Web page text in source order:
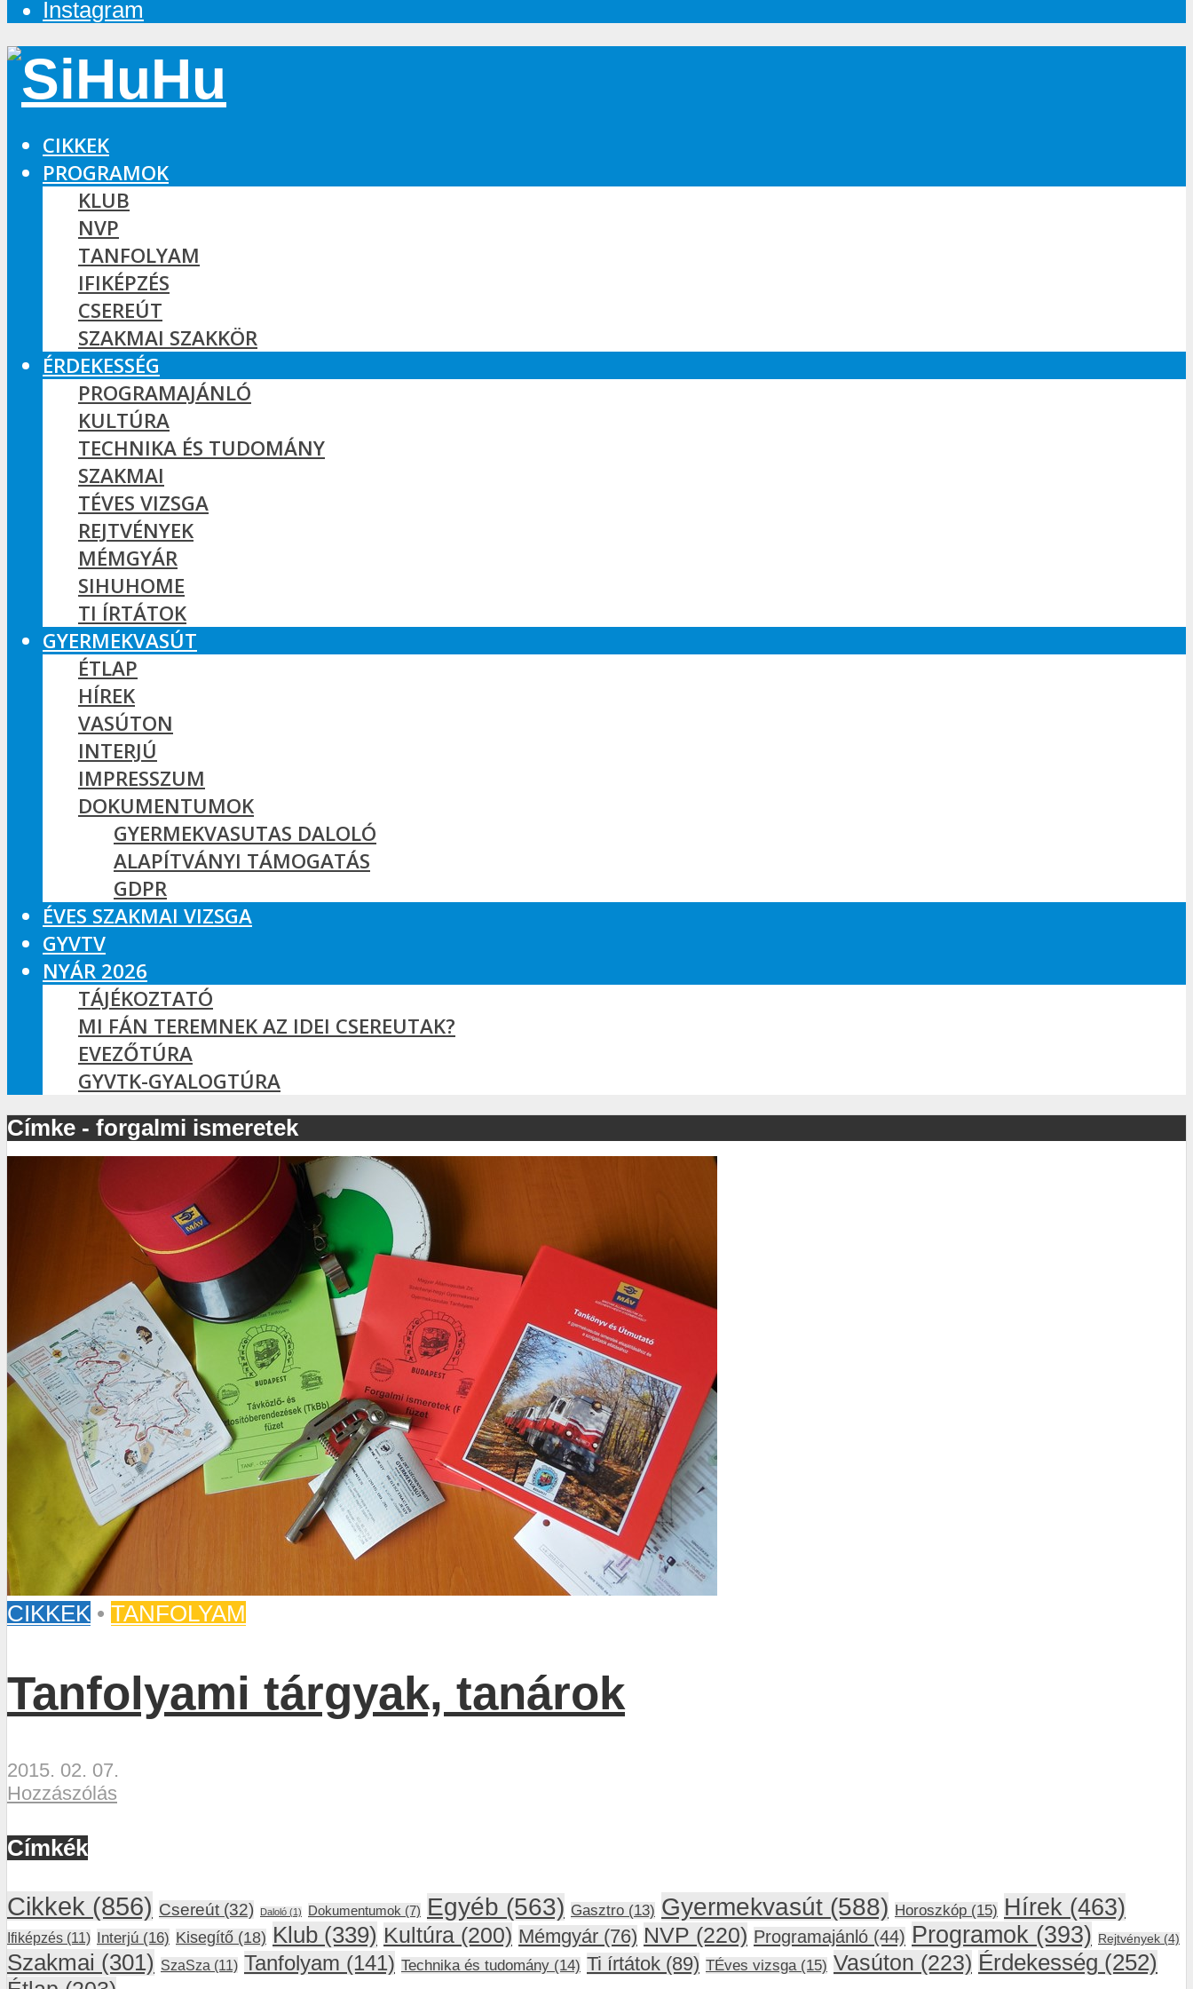
Instagram
CIKKEK
PROGRAMOK
KLUB
NVP
TANFOLYAM
IFIKÉPZÉS
CSEREÚT
SZAKMAI SZAKKÖR
ÉRDEKESSÉG
PROGRAMAJÁNLÓ
KULTÚRA
TECHNIKA ÉS TUDOMÁNY
SZAKMAI
TÉVES VIZSGA
REJTVÉNYEK
MÉMGYÁR
SIHUHOME
TI ÍRTÁTOK
GYERMEKVASÚT
ÉTLAP
HÍREK
VASÚTON
INTERJÚ
IMPRESSZUM
DOKUMENTUMOK
GYERMEKVASUTAS DALOLÓ
ALAPÍTVÁNYI TÁMOGATÁS
GDPR
ÉVES SZAKMAI VIZSGA
GYVTV
NYÁR 2026
TÁJÉKOZTATÓ
MI FÁN TEREMNEK AZ IDEI CSEREUTAK?
EVEZŐTÚRA
GYVTK-GYALOGTÚRA
Címke - forgalmi ismeretek
CIKKEK • TANFOLYAM
Tanfolyami tárgyak, tanárok
2015. 02. 07.
Hozzászólás
Címkék
Cikkek (856) Csereút (32) Daloló (1) Dokumentumok (7) Egyéb (563) Gasztro (13) Gyermekvasút (588) Horoszkóp (15) Hírek (463)
Ifiképzés (11) Interjú (16) Kisegítő (18) Klub (339) Kultúra (200) Mémgyár (76) NVP (220) Programajánló (44) Programok (393) Rejtvények (4)
Szakmai (301) SzaSza (11) Tanfolyam (141) Technika és tudomány (14) Ti írtátok (89) TÉves vizsga (15) Vasúton (223) Érdekesség (252)